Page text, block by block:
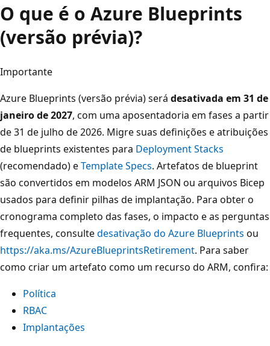
O que é o Azure Blueprints
(versão prévia)?
Importante
Azure Blueprints (versão prévia) será desativada em 31 de
janeiro de 2027, com uma aposentadoria em fases a partir
de 31 de julho de 2026. Migre suas definições e atribuições
de blueprints existentes para Deployment Stacks
(recomendado) eTemplate Specs. Artefatos de blueprint
são convertidos em modelos ARM JSON ou arquivos Bicep
usados ​​para definir pilhas de implantação. Para obter o
cronograma completo das fases, o impacto e as perguntas
frequentes, consultedesativação do Azure Blueprints ou
https://aka.ms/AzureBlueprintsRetirement. Para saber
como criar um artefato como um recurso do ARM, confira:
Política
RBAC
Implantações